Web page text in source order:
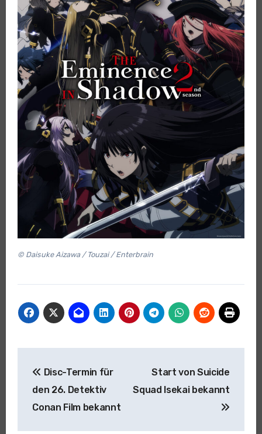
© Daisuke Aizawa / Touzai / Enterbrain
Disc-Termin für
den 26. Detektiv
Conan Film bekannt
Start von Suicide
Squad Isekai bekannt